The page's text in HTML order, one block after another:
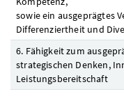
sowie ein ausgeprägtes
Differenziertheit und
6. Fähigkeit zum
strategischen Denken,
Leistungsbereitschaft